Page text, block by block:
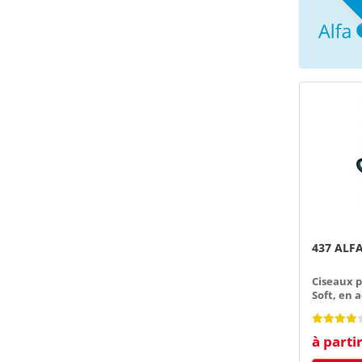
437
Ciseaux
Soft, en
à